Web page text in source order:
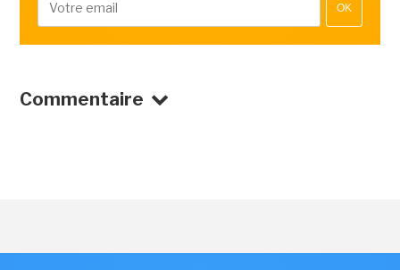
OK
Commentaire